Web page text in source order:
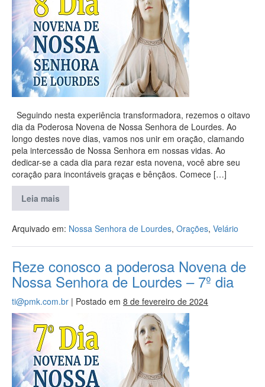
Seguindo nesta experiência transformadora, rezemos o oitavo
dia da Poderosa Novena de Nossa Senhora de Lourdes. Ao
longo destes nove dias, vamos nos unir em oração, clamando
pela intercessão de Nossa Senhora em nossas vidas. Ao
dedicar-se a cada dia para rezar esta novena, você abre seu
coração para incontáveis graças e bênçãos. Comece […]
Leia mais
Arquivado em: Nossa Senhora de Lourdes, Orações, Velário
Reze conosco a poderosa Novena de
Nossa Senhora de Lourdes – 7º dia
ti@pmk.com.br | Postado em 8 de fevereiro de 2024